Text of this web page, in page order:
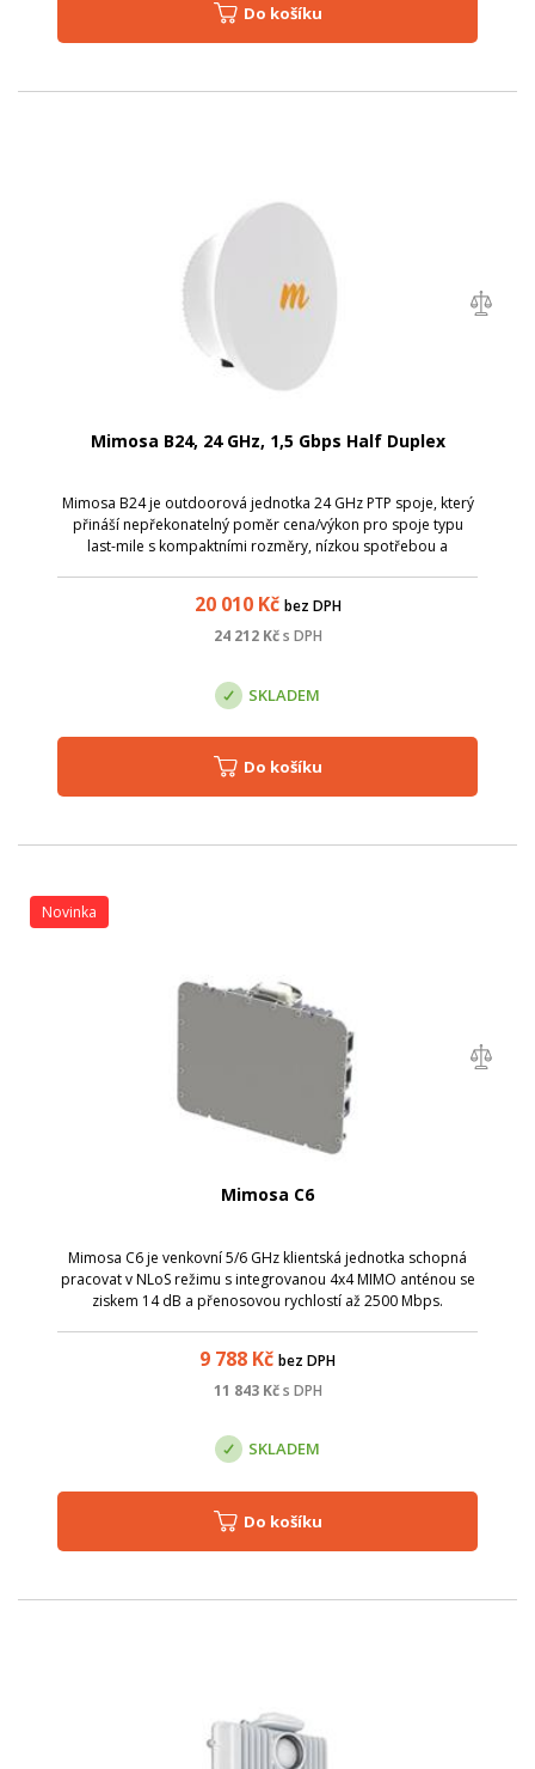
Do košíku
Mimosa B24, 24 GHz, 1,5 Gbps Half Duplex
Mimosa B24 je outdoorová jednotka 24 GHz PTP spoje, který
přináší nepřekonatelný poměr cena/výkon pro spoje typu
last-mile s kompaktními rozměry, nízkou spotřebou a
20 010Kč bez DPH
24 212Kč s DPH
SKLADEM
Do košíku
Mimosa C6
Mimosa C6 je venkovní 5/6 GHz klientská jednotka schopná
pracovat v NLoS režimu s integrovanou 4x4 MIMO anténou se
ziskem 14 dB a přenosovou rychlostí až 2500 Mbps.
9 788 Kč bez DPH
11 843Kč s DPH
Novinka
SKLADEM
Do košíku